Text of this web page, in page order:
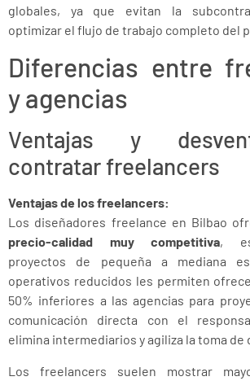
globales, ya que evitan la
optimizar el flujo de trabajo completo del
Diferencias entre
y agencias
Ventajas y
contratar freelancers
Ventajas de los freelancers:
Los diseñadores freelance en Bilbao
precio-calidad muy competitiva,
proyectos de pequeña a mediana
operativos reducidos les permiten
50% inferiores a las agencias para
comunicación directa con el
elimina intermediarios y agiliza la toma de
Los freelancers suelen mostrar